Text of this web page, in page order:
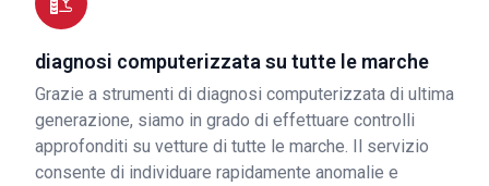
diagnosi computerizzata su tutte le marche
Grazie a strumenti di diagnosi computerizzata di ultima
generazione, siamo in grado di effettuare controlli
approfonditi su vetture di tutte le marche. Il servizio
consente di individuare rapidamente anomalie e